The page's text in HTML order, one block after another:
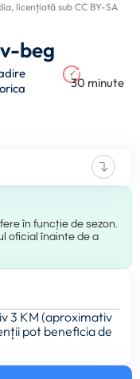
, licențiată sub CC BY-SA
beg
30 minute
în funcție de sezon.
oficial înainte de a
3 KM (aproximativ
pot beneficia de